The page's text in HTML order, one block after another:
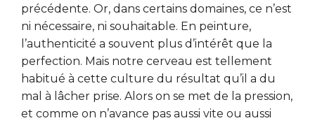
précédente. Or, dans certains domaines, ce n’est
ni nécessaire, ni souhaitable. En peinture,
l’authenticité a souvent plus d’intérêt que la
perfection. Mais notre cerveau est tellement
habitué à cette culture du résultat qu’il a du
mal à lâcher prise. Alors on se met de la pression,
et comme on n’avance pas aussi vite ou aussi